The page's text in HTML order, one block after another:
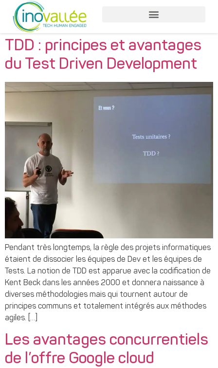
TDD : principes et avantages
du Test Driven Development
Pendant très longtemps, la règle des projets informatiques
étaient de dissocier les équipes de Dev et les équipes de
Tests. La notion de TDD est apparue avec la codification de
Kent Beck dans les années 2000 et donnera naissance à
diverses méthodologies mais qui tournent autour de
principes communs et totalement intégrés aux méthodes
agiles. […]
Les avantages concurrentiels
de l’offre Google cloud